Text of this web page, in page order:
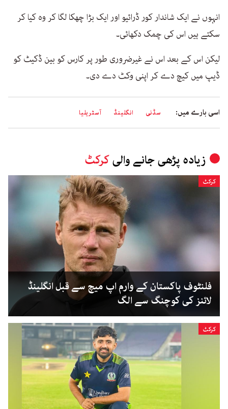
انہوں نے ایک شاندار کور ڈرائیو اور ایک بڑا چھکا لگا کر وہ کیا کر
سکتے ہیں اس کی چمک دکھائی۔
لیکن اس کے بعد اس نے غیرضروری طور پر کارس کو بین ڈکیٹ کو
ڈیپ میں کیچ دے کر اپنی وکٹ دے دی۔
اسی بارے میں: سڈنی انگلینڈ آسٹریلیا
زیادہ پڑھی جانے والیکرکٹ
کرکٹ
فلنٹوف پاکستان کے وارم اپ میچ سے قبل انگلینڈ
لائنز کی کوچنگ سے الگ
کرکٹ